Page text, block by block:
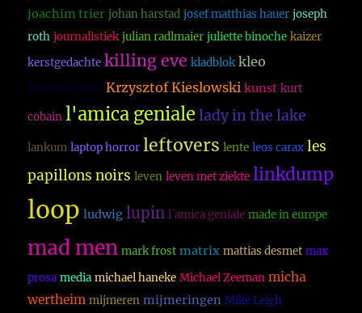
joachim trier johan harstad josef matthias hauer joseph
roth journalistiek julian radlmaier juliette binoche kaizer
kerstgedachte killing eve kladblok kleo
knausgard Krzysztof Kieslowski kunst kurt
cobain l'amica geniale lady in the lake
lankum laptop horror leftovers lente leos carax les
papillons noirs leven leven met ziekte linkdump
loop ludwig lupin l´amica geniale made in europe
mad men mark frost matrix mattias desmet max
prosa media michael haneke Michael Zeeman micha
wertheim mijmeren mijmeringen Mike Leigh